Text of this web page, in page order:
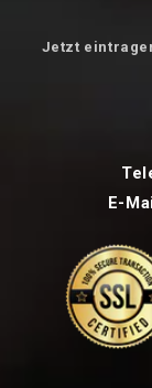
Jetzt
E-